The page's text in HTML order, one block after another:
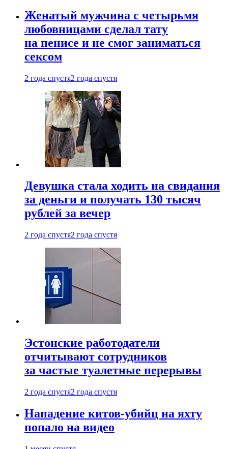
Женатый мужчина с четырьмя
любовницами сделал тату
на пенисе и не смог заниматься
сексом
2 года спустя2 года спустя
Девушка стала ходить на свидания
за деньги и получать 130 тысяч
рублей за вечер
2 года спустя2 года спустя
Эстонские работодатели
отчитывают сотрудников
за частые туалетные перерывы
2 года спустя2 года спустя
Нападение китов-убийц на яхту
попало на видео